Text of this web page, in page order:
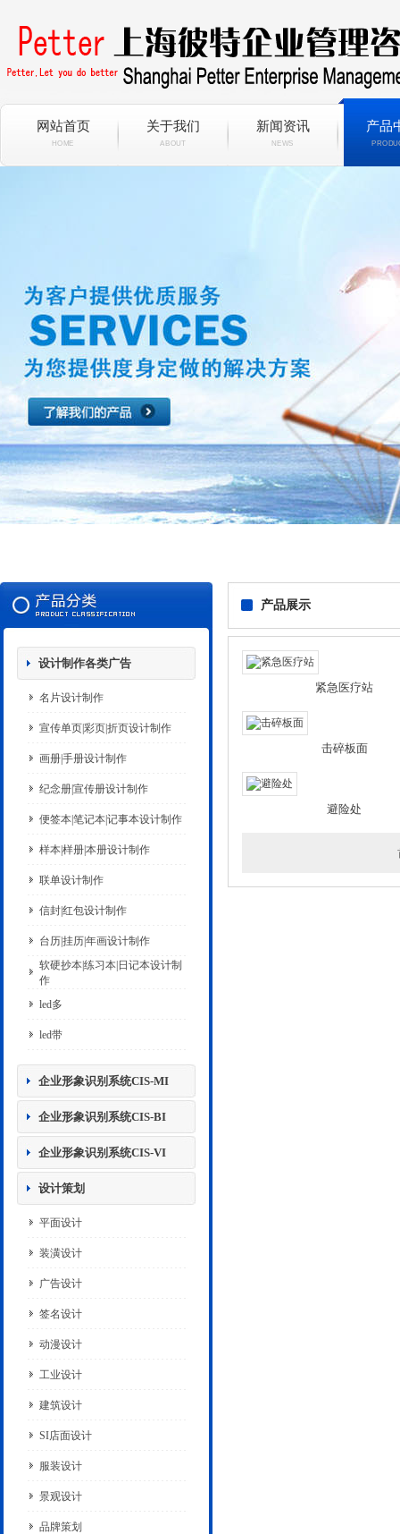
网站首页
HOME
关于我们
ABOUT
新闻资讯
NEWS
产品
设计制作各类广告
名片设计制作
宣传单页|彩页|折页设计制作
画册|手册设计制作
纪念册|宣传册设计制作
便签本|笔记本|记事本设计制作
样本|样册|本册设计制作
联单设计制作
信封|红包设计制作
台历|挂历|年画设计制作
软硬抄本|练习本|日记本设计制
作
led多
led带
企业形象识别系统CIS-MI
企业形象识别系统CIS-BI
企业形象识别系统CIS-VI
设计策划
平面设计
装潢设计
广告设计
签名设计
动漫设计
工业设计
建筑设计
SI店面设计
服装设计
景观设计
品牌策划
产品展示
紧急医疗站
击碎板面
避险处